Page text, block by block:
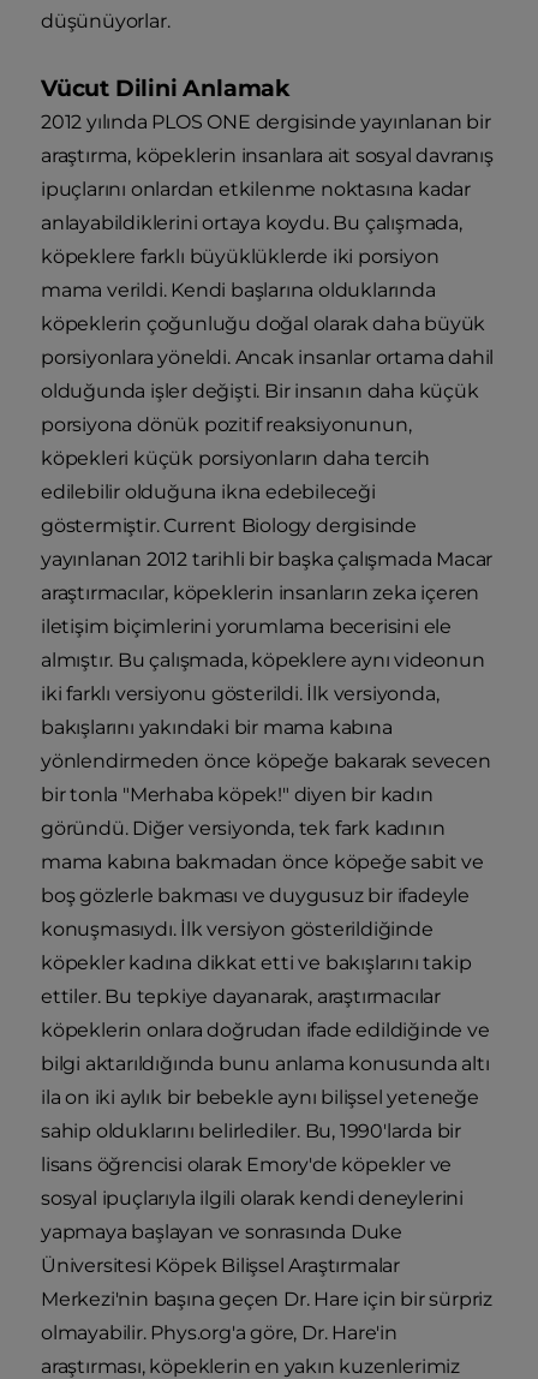
düşünüyorlar.
Vücut Dilini Anlamak
2012 yılında PLOS ONE dergisinde yayınlanan bir
araştırma, köpeklerin insanlara ait sosyal davranış
ipuçlarını onlardan etkilenme noktasına kadar
anlayabildiklerini ortaya koydu. Bu çalışmada,
köpeklere farklı büyüklüklerde iki porsiyon
mama verildi. Kendi başlarına olduklarında
köpeklerin çoğunluğu doğal olarak daha büyük
porsiyonlara yöneldi. Ancak insanlar ortama dahil
olduğunda işler değişti. Bir insanın daha küçük
porsiyona dönük pozitif reaksiyonunun,
köpekleri küçük porsiyonların daha tercih
edilebilir olduğuna ikna edebileceği
göstermiştir. Current Biology dergisinde
yayınlanan 2012 tarihli bir başka çalışmada Macar
araştırmacılar, köpeklerin insanların zeka içeren
iletişim biçimlerini yorumlama becerisini ele
almıştır. Bu çalışmada, köpeklere aynı videonun
iki farklı versiyonu gösterildi. İlk versiyonda,
bakışlarını yakındaki bir mama kabına
yönlendirmeden önce köpeğe bakarak sevecen
bir tonla "Merhaba köpek!" diyen bir kadın
göründü. Diğer versiyonda, tek fark kadının
mama kabına bakmadan önce köpeğe sabit ve
boş gözlerle bakması ve duygusuz bir ifadeyle
konuşmasıydı. İlk versiyon gösterildiğinde
köpekler kadına dikkat etti ve bakışlarını takip
ettiler. Bu tepkiye dayanarak, araştırmacılar
köpeklerin onlara doğrudan ifade edildiğinde ve
bilgi aktarıldığında bunu anlama konusunda altı
ila on iki aylık bir bebekle aynı bilişsel yeteneğe
sahip olduklarını belirlediler. Bu, 1990'larda bir
lisans öğrencisi olarak Emory'de köpekler ve
sosyal ipuçlarıyla ilgili olarak kendi deneylerini
yapmaya başlayan ve sonrasında Duke
Üniversitesi Köpek Bilişsel Araştırmalar
Merkezi'nin başına geçen Dr. Hare için bir sürpriz
olmayabilir. Phys.org'a göre, Dr. Hare'in
araştırması, köpeklerin en yakın kuzenlerimiz